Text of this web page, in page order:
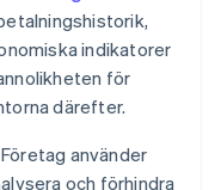
indikatorer
för
därefter.
Företag använder
och förhindra